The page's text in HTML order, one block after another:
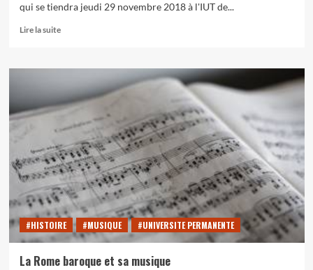
qui se tiendra jeudi 29 novembre 2018 à l'IUT de...
Lire la suiteEn
sur
Rome
baroque:
monuments
rivalisant
de
complexité
#HISTOIRE #MUSIQUE #UNIVERSITE PERMANENTE
La Rome baroque et sa musique